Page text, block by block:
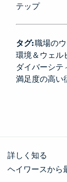
テップ
タグ:職場の
環境＆ウェル
ダイバーシテ
満足度の高い
詳しく知る
ヘイワースから